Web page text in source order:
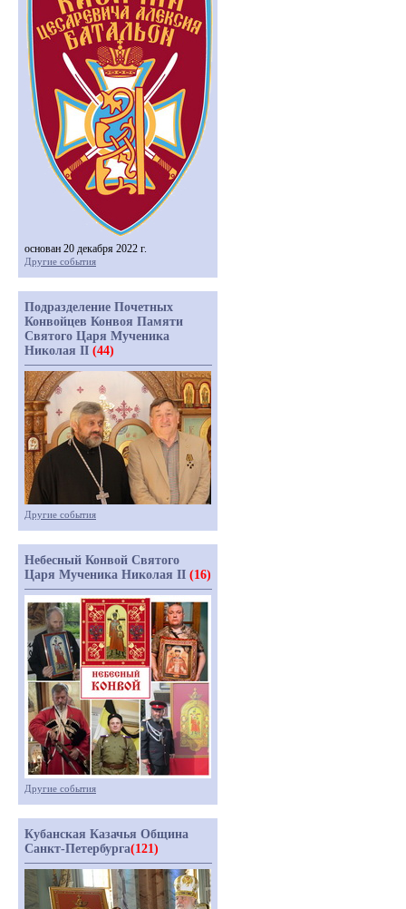
основан 20 декабря 2022 г.
Другие события
Подразделение Почетных
Конвойцев Конвоя Памяти
Святого Царя Мученика
Николая II (44)
Другие события
Небесный Конвой Святого
Царя Мученика Николая II (16)
Другие события
Кубанская Казачья Община
Санкт-Петербурга(121)